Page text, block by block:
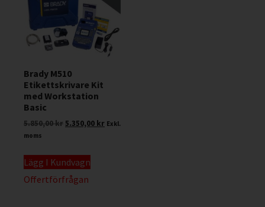
Brady M510
Etikettskrivare Kit
med Workstation
Basic
5.850,00kr5.350,00 kr Exkl.
moms
Lägg I Kundvagn
Offertförfrågan